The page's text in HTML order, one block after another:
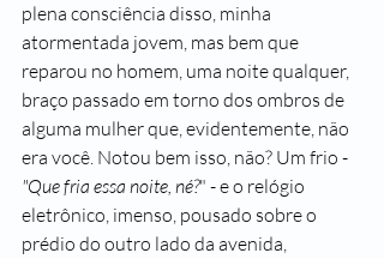
plena consciência disso, minha
atormentada jovem, mas bem que
reparou no homem, uma noite qualquer,
braço passado em torno dos ombros de
alguma mulher que, evidentemente, não
era você. Notou bem isso, não? Um frio -
"Que fria essa noite, né?" - e o relógio
eletrônico, imenso, pousado sobre o
prédio do outro lado da avenida,